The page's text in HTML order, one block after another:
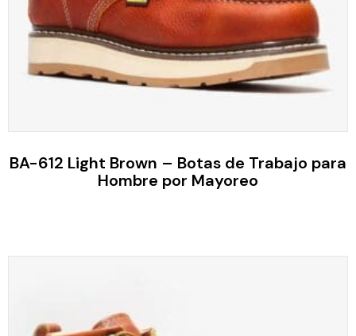
BA-612 Light Brown – Botas de Trabajo para
Hombre por Mayoreo